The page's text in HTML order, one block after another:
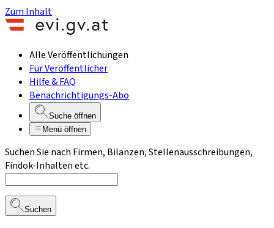
Zum Inhalt
Alle Veröffentlichungen
Für Veröffentlicher
Hilfe & FAQ
Benachrichtigungs-Abo
Suche öffnen
Menü öffnen
Suchen Sie nach Firmen, Bilanzen, Stellenausschreibungen,
Findok-Inhalten etc.
Suchen